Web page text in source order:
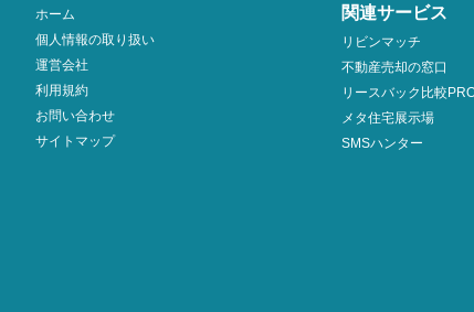
ホーム
個人情報の取り扱い
運営会社
利用規約
お問い合わせ
サイトマップ
関連サービス
リビンマッチ
不動産売却の窓口
リースバック比較
メタ住宅展示場
SMSハンター